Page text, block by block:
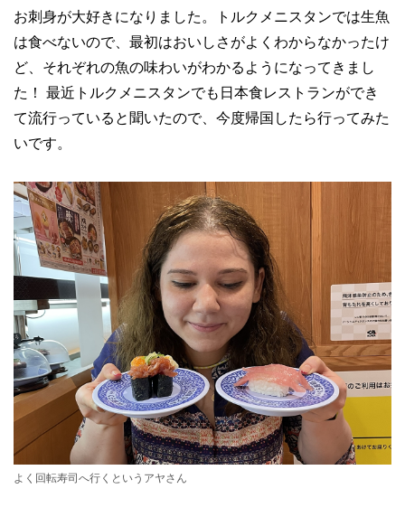
お刺身が大好きになりました。トルクメニスタンでは生魚
は食べないので、最初はおいしさがよくわからなかったけ
ど、それぞれの魚の味わいがわかるようになってきまし
た！ 最近トルクメニスタンでも日本食レストランができ
て流行っていると聞いたので、今度帰国したら行ってみた
いです。
よく回転寿司へ行くというアヤさん